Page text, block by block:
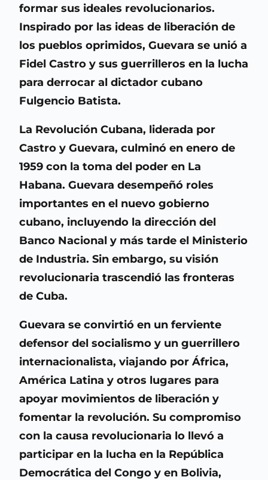
formar sus ideales revolucionarios.
Inspirado por las ideas de liberación de
los pueblos oprimidos, Guevara se unió a
Fidel Castro y sus guerrilleros en la lucha
para derrocar al dictador cubano
Fulgencio Batista.
La Revolución Cubana, liderada por
Castro y Guevara, culminó en enero de
1959 con la toma del poder en La
Habana. Guevara desempeñó roles
importantes en el nuevo gobierno
cubano, incluyendo la dirección del
Banco Nacional y más tarde el Ministerio
de Industria. Sin embargo, su visión
revolucionaria trascendió las fronteras
de Cuba.
Guevara se convirtió en un ferviente
defensor del socialismo y un guerrillero
internacionalista, viajando por África,
América Latina y otros lugares para
apoyar movimientos de liberación y
fomentar la revolución. Su compromiso
con la causa revolucionaria lo llevó a
participar en la lucha en la República
Democrática del Congo y en Bolivia,